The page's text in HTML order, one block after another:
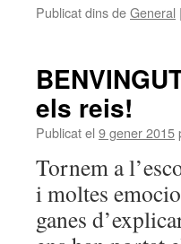
Publicat dins deGeneral |
els reis!
Publicat el 9 gener 2015
Tornem a
i moltes
ganes